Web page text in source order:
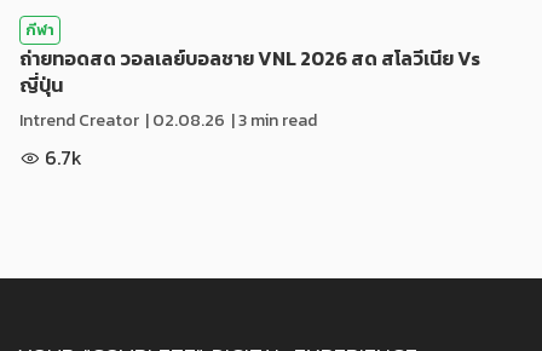
กีฬา
ถ่ายทอดสด วอลเลย์บอลชาย VNL 2026 สด สโลวีเนีย Vs
ญี่ปุ่น
Intrend Creator |02.08.26 | 3 min read
6.7k